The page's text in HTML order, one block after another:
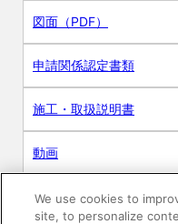
図面（PDF）
申請関係認定書類
施工・取扱説明書
動画
シミュレーションツール
We use cookies to
site, to personalize